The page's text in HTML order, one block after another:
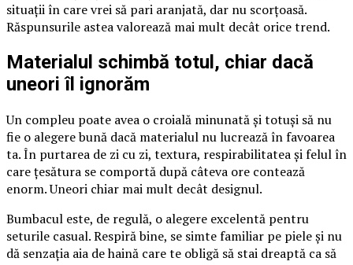
situații în care vrei să pari aranjată, dar nu scorțoasă.
Răspunsurile astea valorează mai mult decât orice trend.
Materialul schimbă totul, chiar dacă
uneori îl ignorăm
Un compleu poate avea o croială minunată și totuși să nu
fie o alegere bună dacă materialul nu lucrează în favoarea
ta. În purtarea de zi cu zi, textura, respirabilitatea și felul în
care țesătura se comportă după câteva ore contează
enorm. Uneori chiar mai mult decât designul.
Bumbacul este, de regulă, o alegere excelentă pentru
seturile casual. Respiră bine, se simte familiar pe piele și nu
dă senzația aia de haină care te obligă să stai dreaptă ca să